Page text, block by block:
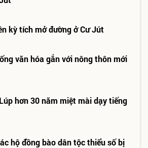
kỳ tích mở đường ở Cư Jút
văn hóa gắn với nông thôn mới
hơn 30 năm miệt mài dạy tiếng
hộ đồng bào dân tộc thiểu số bị